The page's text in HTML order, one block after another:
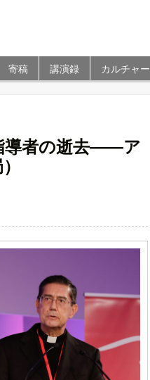
寄稿 講演録 カルチャー
導者の逝去――ア